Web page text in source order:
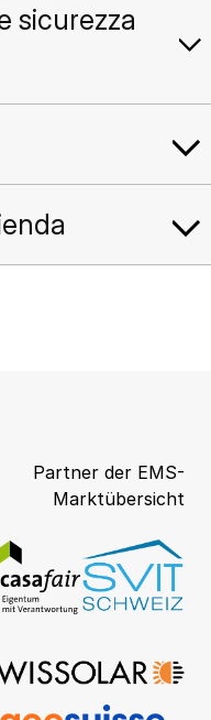
sicurezza
Partner der EMS-
Marktübersicht